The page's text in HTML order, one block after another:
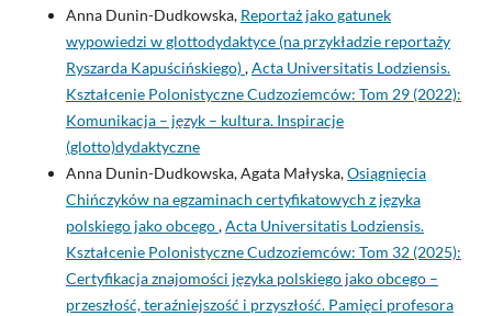
Anna Dunin-Dudkowska, Reportaż jako gatunek
wypowiedzi w glottodydaktyce (na przykładzie reportaży
Ryszarda Kapuścińskiego),Acta Universitatis Lodziensis.
Kształcenie Polonistyczne Cudzoziemców: Tom 29 (2022):
Komunikacja – język – kultura. Inspiracje
(glotto)dydaktyczne
Anna Dunin-Dudkowska, Agata Małyska,Osiągnięcia
Chińczyków na egzaminach certyfikatowych z języka
polskiego jako obcego,Acta Universitatis Lodziensis.
Kształcenie Polonistyczne Cudzoziemców: Tom 32 (2025):
Certyfikacja znajomości języka polskiego jako obcego –
przeszłość, teraźniejszość i przyszłość. Pamięci profesora